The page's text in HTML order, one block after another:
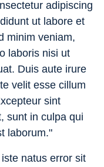
adipiscing
ut labore et
minim veniam,
laboris nisi ut
Duis aute irure
velit esse cillum
sint
sunt in culpa qui
laborum."
natus error sit